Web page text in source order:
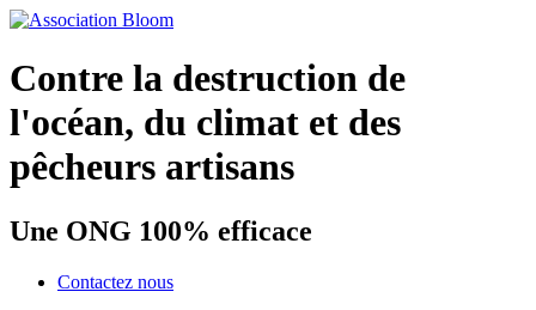
Contre la destruction de
l'océan, du climat et des
pêcheurs artisans
Une ONG 100% efficace
Contactez nous